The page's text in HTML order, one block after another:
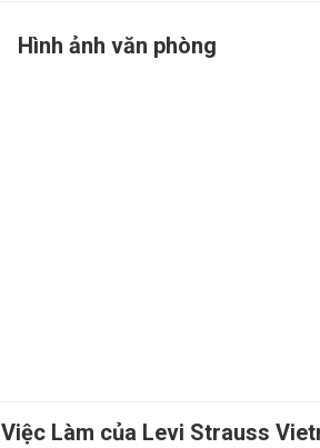
Hình ảnh văn phòng
Việc Làm của Levi Strauss